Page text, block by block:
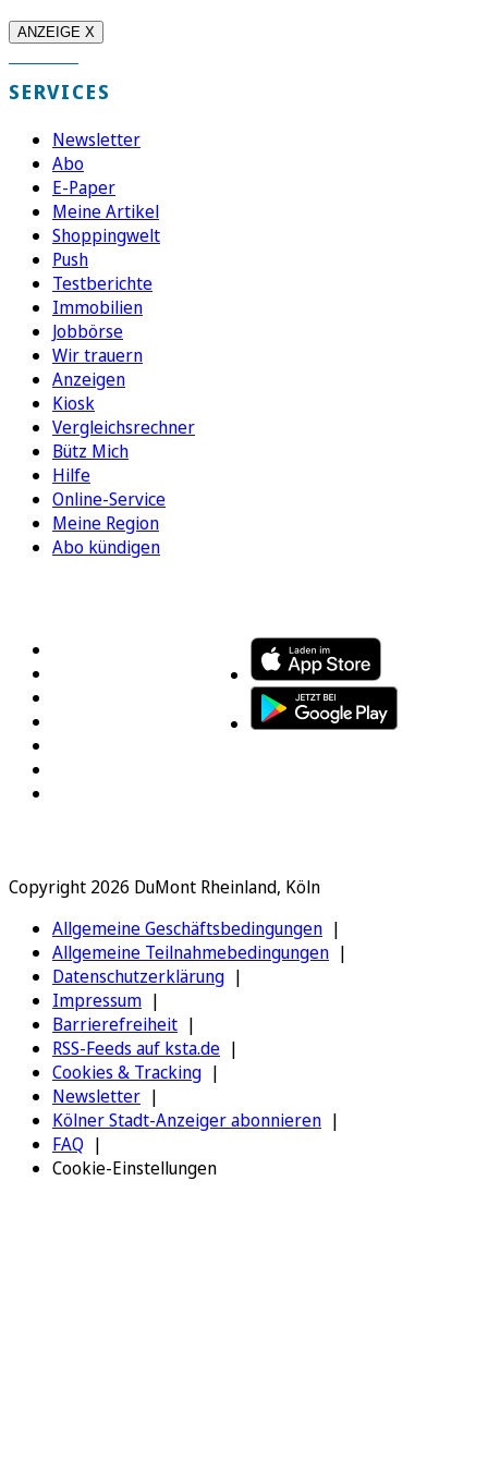
ANZEIGE X
SERVICES
Newsletter
Abo
E-Paper
Meine Artikel
Shoppingwelt
Push
Testberichte
Immobilien
Jobbörse
Wir trauern
Anzeigen
Kiosk
Vergleichsrechner
Bütz Mich
Hilfe
Online-Service
Meine Region
Abo kündigen
Copyright 2026 DuMont Rheinland, Köln
Allgemeine Geschäftsbedingungen
Allgemeine Teilnahmebedingungen
Datenschutzerklärung
Impressum
Barrierefreiheit
RSS-Feeds auf ksta.de
Cookies & Tracking
Newsletter
Kölner Stadt-Anzeiger abonnieren
FAQ
Cookie-Einstellungen